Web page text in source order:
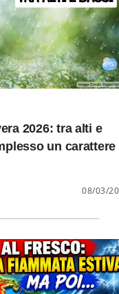
2026: tra alti e
un carattere
08/03/